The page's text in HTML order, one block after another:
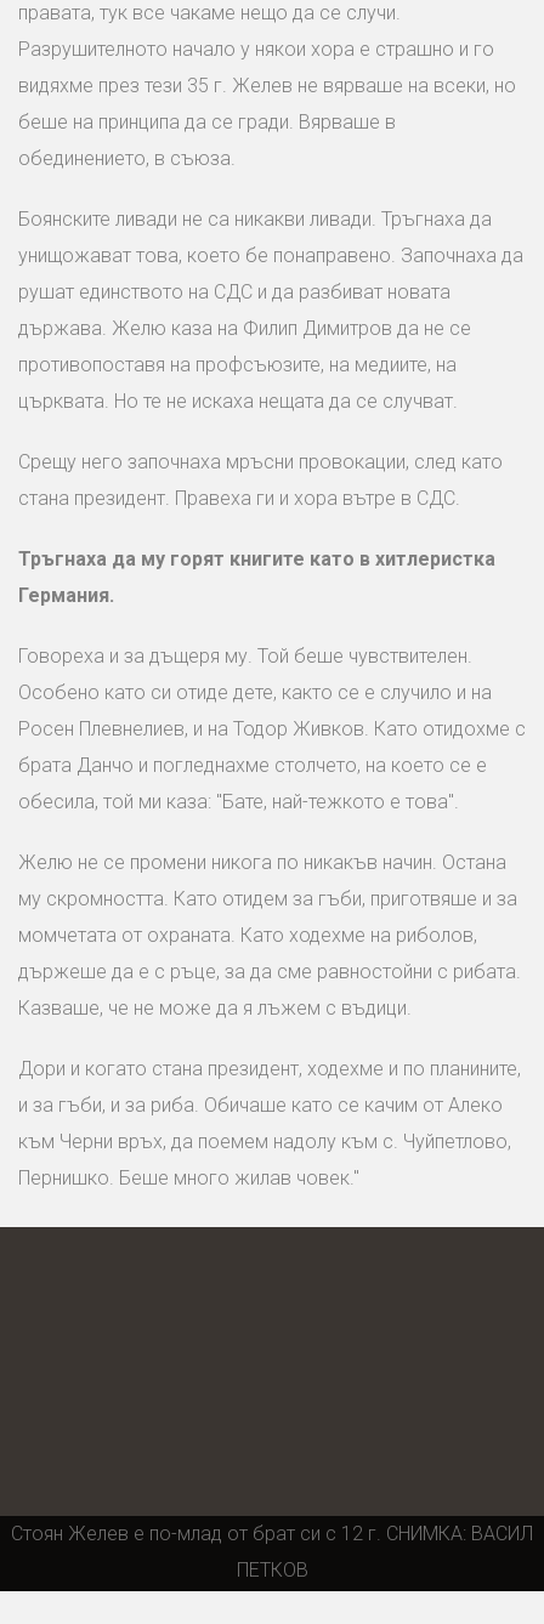
правата, тук все чакаме нещо да се случи.
Разрушителното начало у някои хора е страшно и го
видяхме през тези 35 г. Желев не вярваше на всеки, но
беше на принципа да се гради. Вярваше в
обединението, в съюза.
Боянските ливади не са никакви ливади. Тръгнаха да
унищожават това, което бе понаправено. Започнаха да
рушат единството на СДС и да разбиват новата
държава. Желю каза на Филип Димитров да не се
противопоставя на профсъюзите, на медиите, на
църквата. Но те не искаха нещата да се случват.
Срещу него започнаха мръсни провокации, след като
стана президент. Правеха ги и хора вътре в СДС.
Тръгнаха да му горят книгите като в хитлеристка
Германия.
Говореха и за дъщеря му. Той беше чувствителен.
Особено като си отиде дете, както се е случило и на
Росен Плевнелиев, и на Тодор Живков. Като отидохме с
брата Данчо и погледнахме столчето, на което се е
обесила, той ми каза: "Бате, най-тежкото е това".
Желю не се промени никога по никакъв начин. Остана
му скромността. Като отидем за гъби, приготвяше и за
момчетата от охраната. Като ходехме на риболов,
държеше да е с ръце, за да сме равностойни с рибата.
Казваше, че не може да я лъжем с въдици.
Дори и когато стана президент, ходехме и по планините,
и за гъби, и за риба. Обичаше като се качим от Алеко
към Черни връх, да поемем надолу към с. Чуйпетлово,
Пернишко. Беше много жилав човек."
Стоян Желев е по-млад от брат си с 12 г. СНИМКА: ВАСИЛ
ПЕТКОВ